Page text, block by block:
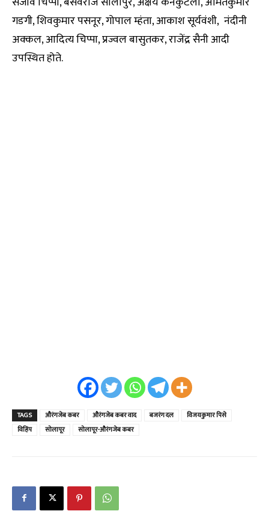
गडगी, शिवकुमार पसनूर, गोपाल म्हंता, आकाश सूर्यवंशी, नंदीनी
अक्कल, आदित्य चिप्पा, प्रज्वल बासुतकर, राजेंद्र सैनी आदी
उपस्थित होते.
TAGS औरंगजेब कबर औरंगजेब कबर वाद बजरंग दल
विजयकुमार पिसे
विहिंप
सोलापूर सोलापूर-औरंगजेब कबर